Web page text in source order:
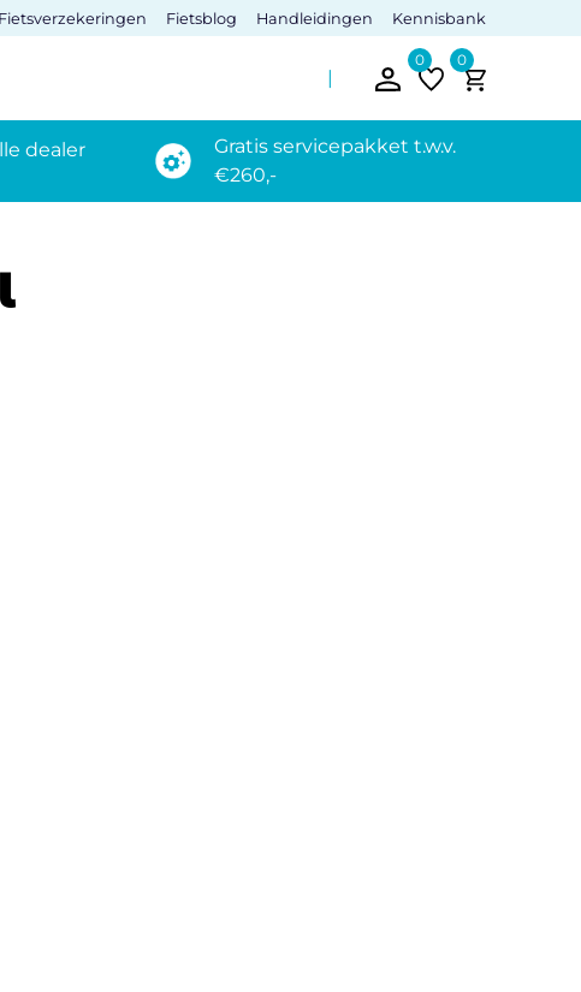
Fietsverzekeringen Fietsblog Handleidingen Kennisbank
0 0
dealer
Gratis servicepakket t.w.v.
€260,-